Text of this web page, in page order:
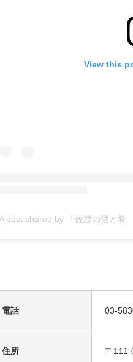
View this
電話 03-
住所 〒